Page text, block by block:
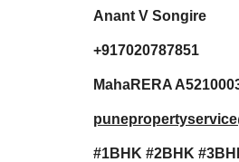
Anant V Songire
+917020787851
MahaRERA
#1BHK #2BHK